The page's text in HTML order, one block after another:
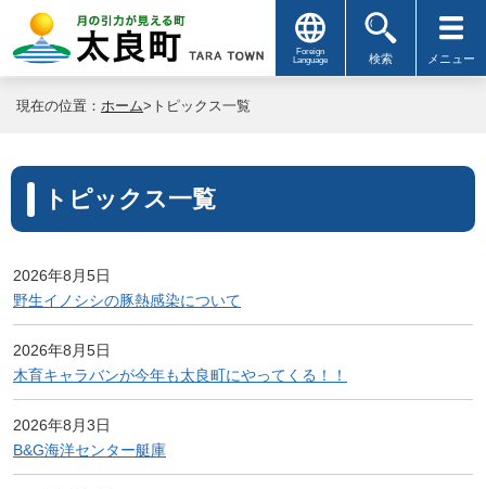
Foreign
Language
検索 メニュー
現在の位置： ホーム>トピックス一覧
トピックス一覧
2026年8月5日
野生イノシシの豚熱感染について
2026年8月5日
木育キャラバンが今年も太良町にやってくる！！
2026年8月3日
B&G海洋センター艇庫